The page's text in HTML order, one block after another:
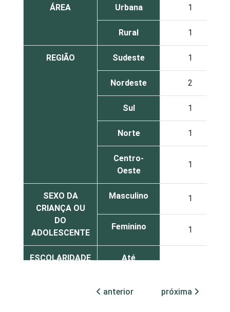
ÁREA Urbana 1
Rural 1
REGIÃO Sudeste 1
Nordeste 2
Sul 1
Norte 1
Centro-
Oeste
1
SEXO DA
CRIANÇA OU
DO
ADOLESCENTE
Masculino 1
Feminino 1
ESCOLARIDADE
Até
anterior próxima